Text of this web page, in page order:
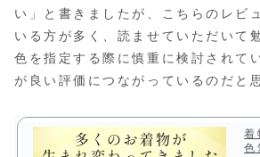
い」と書きましたが、こちらのレビ
いる方が多く、読ませていただいて
色を指定する際に慎重に検討されて
が良い評価につながっているのだと
着
色